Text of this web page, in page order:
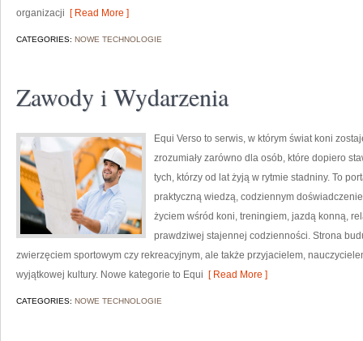
organizacji [ Read More ]
CATEGORIES: NOWE TECHNOLOGIE
Zawody i Wydarzenia
Equi Verso to serwis, w którym świat koni
zrozumiały zarówno dla osób, które dopiero
tych, którzy od lat żyją w rytmie stadniny. To
praktyczną wiedzą, codziennym
życiem wśród koni, treningiem, jazdą konną,
prawdziwej stajennej codzienności. Strona
zwierzęciem sportowym czy rekreacyjnym, ale także przyjacielem,
wyjątkowej kultury. Nowe kategorie to Equi [ Read More ]
CATEGORIES: NOWE TECHNOLOGIE